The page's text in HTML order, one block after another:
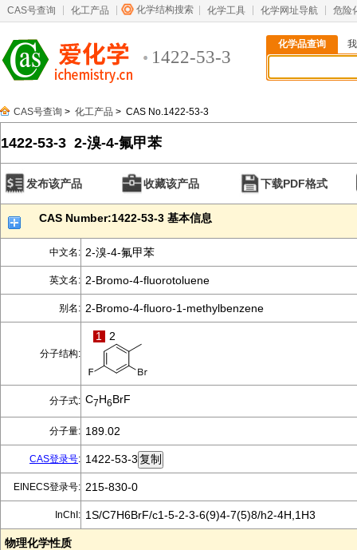
CAS号查询 化工产品 化学结构搜索 化学工具 化学网址导航 危险
1422-53-3
化学品查询
CAS号查询 > 化工产品 > CAS No.1422-53-3
1422-53-3 2-溴-4-氟甲苯
发布该产品 收藏该产品 下载PDF格式
CAS Number:1422-53-3 基本信息
中文名: 2-溴-4-氟甲苯
英文名: 2-Bromo-4-fluorotoluene
别名: 2-Bromo-4-fluoro-1-methylbenzene
分子结构:
1 2
分子式: C7H6BrF
分子量: 189.02
CAS登录号: 1422-53-3
EINECS登录号: 215-830-0
InChI: 1S/C7H6BrF/c1-5-2-3-6(9)4-7(5)8/h2-4H,1H3
物理化学性质